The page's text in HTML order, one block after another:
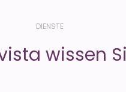
DIENSTE
wissen